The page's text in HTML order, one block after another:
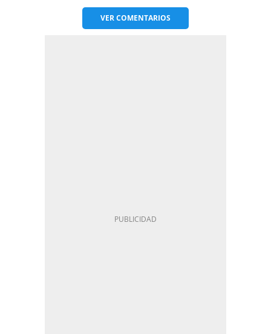
VERCOMENTARIOS